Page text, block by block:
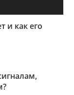
и как его